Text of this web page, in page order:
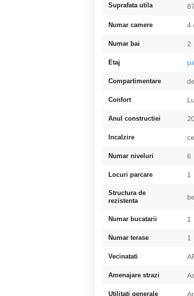
Suprafata utila
Numar camere 4
Numar bai 2
Etaj
Compartimentare
Confort
Anul constructiei
Incalzire
Numar niveluri 6
Locuri parcare 1
Structura de
rezistenta
Numar bucatarii 1
Numar terase 1
Vecinatati
Amenajare strazi
Utilitati generale